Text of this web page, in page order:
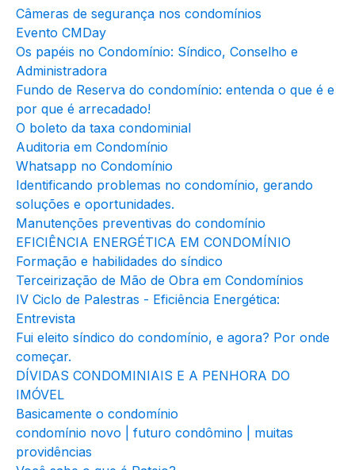
Câmeras de segurança nos condomínios
Evento CMDay
Os papéis no Condomínio: Síndico, Conselho e
Administradora
Fundo de Reserva do condomínio: entenda o que é e
por que é arrecadado!
O boleto da taxa condominial
Auditoria em Condomínio
Whatsapp no Condomínio
Identificando problemas no condomínio, gerando
soluções e oportunidades.
Manutenções preventivas do condomínio
EFICIÊNCIA ENERGÉTICA EM CONDOMÍNIO
Formação e habilidades do síndico
Terceirização de Mão de Obra em Condomínios
IV Ciclo de Palestras - Eficiência Energética:
Entrevista
Fui eleito síndico do condomínio, e agora? Por onde
começar.
DÍVIDAS CONDOMINIAIS E A PENHORA DO
IMÓVEL
Basicamente o condomínio
condomínio novo | futuro condômino | muitas
providências